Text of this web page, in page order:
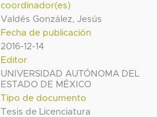
coordinador(es)
Valdés González, Jesús
Fecha de publicación
2016-12-14
Editor
UNIVERSIDAD AUTÓNOMA DEL
ESTADO DE MÉXICO
Tipo de documento
Tesis de Licenciatura